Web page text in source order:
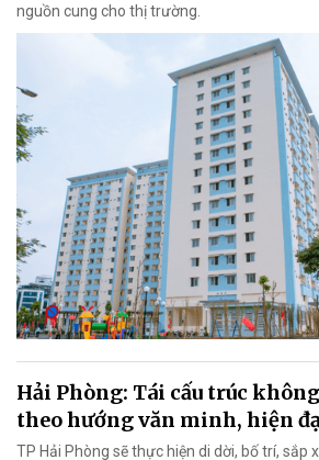
nguồn cung cho thị trường.
Hải Phòng: Tái cấu trúc
theo hướng văn minh, hiện
TP Hải Phòng sẽ thực hiện di dời, bố trí, sắp